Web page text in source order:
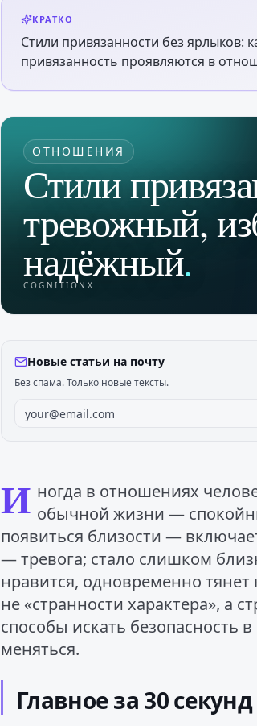
КРАТКО
Стили привязанности без ярлыков:
привязанность проявляются в
ОТНОШЕНИЯ
Стили
тревожный,
надёжный.
COGNITIONX
Новые статьи на почту
Без спама. Только новые тексты.
И ногда в отношениях
обычной жизни —
появиться близости —
— тревога; стало слишком
нравится, одновременно тянет
не «странности характера», а
способы искать безопасность
меняться.
Главное за 30 секунд